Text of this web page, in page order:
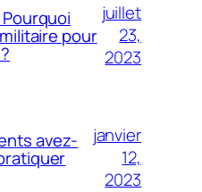
pour
juillet
23,
2023
avez-
janvier
12,
2023